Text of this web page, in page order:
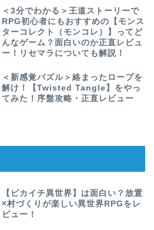
＜3分でわかる＞王道ストーリーで
RPG初心者にもおすすめの【モンス
ターコレクト（モンコレ）】ってど
んなゲーム？面白いのか正直レビュ
ー！リセマラについても解説！
＜新感覚パズル＞絡まったロープを
解け！【Twisted Tangle】をやっ
てみた！序盤攻略・正直レビュー
【ピカイチ異世界】は面白い？放置
×村づくりが楽しい異世界RPGをレ
ビュー！